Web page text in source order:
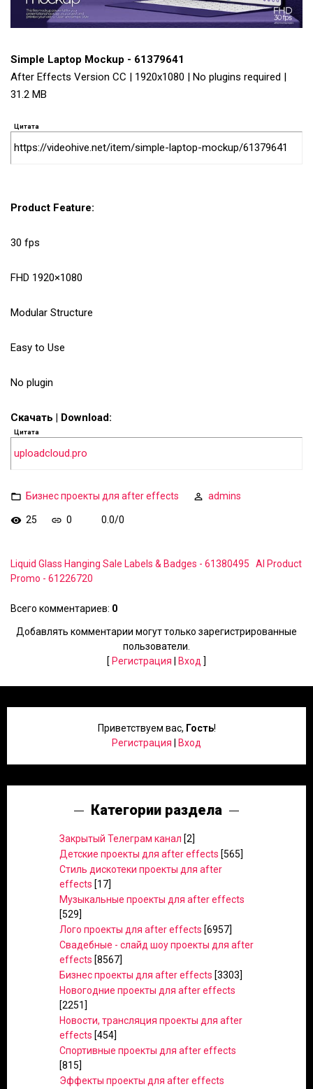
Simple Laptop Mockup - 61379641
After Effects Version CC | 1920x1080 | No plugins required |
31.2 MB
Цитата
https://videohive.net/item/simple-laptop-mockup/61379641
Product Feature:
30 fps
FHD 1920×1080
Modular Structure
Easy to Use
No plugin
Скачать | Download:
Цитата
uploadcloud.pro
Бизнес проекты для after effects admins
25 0 0.0/0
Liquid Glass Hanging Sale Labels & Badges - 61380495
AI Product
Promo - 61226720
Всего комментариев: 0
Добавлять комментарии могут только зарегистрированные
пользователи.
[ Регистрация Вход ]
Приветствуем вас, Гость!
Регистрация
Вход
Категории раздела
Закрытый Телеграм канал [2]
Детские проекты для after effects [565]
Стиль дискотеки проекты для after
effects [17]
Музыкальные проекты для after effects
[529]
Лого проекты для after effects [6957]
Свадебные - слайд шоу проекты для after
effects [8567]
Бизнес проекты для after effects [3303]
Новогодние проекты для after effects
[2251]
Новости, трансляция проекты для after
effects [454]
Спортивные проекты для after effects
[815]
Эффекты проекты для after effects